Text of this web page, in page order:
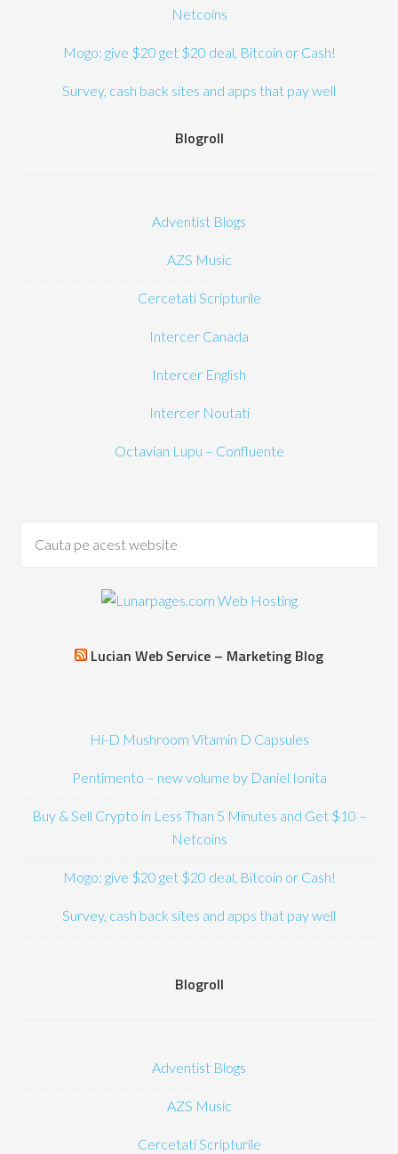
Netcoins
Mogo: give $20 get $20 deal, Bitcoin or Cash!
Survey, cash back sites and apps that pay well
Blogroll
Adventist Blogs
AZS Music
Cercetati Scripturile
Intercer Canada
Intercer English
Intercer Noutati
Octavian Lupu – Confluente
Lucian Web Service – Marketing Blog
Hi-D Mushroom Vitamin D Capsules
Pentimento – new volume by Daniel Ionita
Buy & Sell Crypto in Less Than 5 Minutes and Get $10 –
Netcoins
Mogo: give $20 get $20 deal, Bitcoin or Cash!
Survey, cash back sites and apps that pay well
Blogroll
Adventist Blogs
AZS Music
Cercetati Scripturile